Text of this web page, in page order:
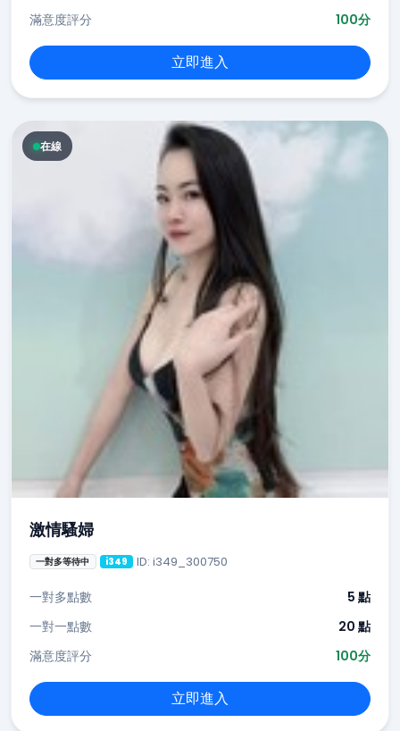
滿意度評分
100分
立即進入
在線
激情騷婦
一對多等待中 i349 ID: i349_300750
一對多點數
5 點
一對一點數
20 點
滿意度評分
100分
立即進入